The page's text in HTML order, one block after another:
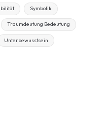
Symbolik
Traumdeutung Bedeutung
Unterbewusstsein